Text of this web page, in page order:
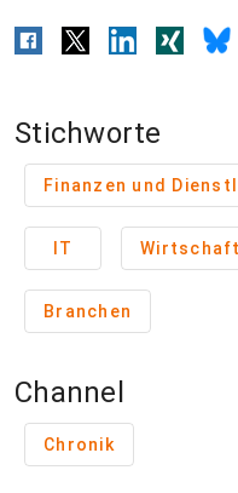
Stichworte
Finanzen und
IT
Branchen
Channel
Chronik